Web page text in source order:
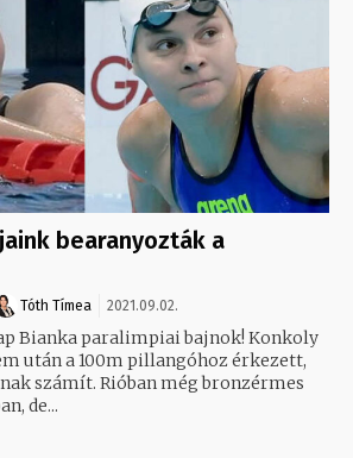
bearanyozták a
Tóth Tímea 2021.09.02.
paralimpiai bajnok! Konkoly
után a 100m pillangóhoz érkezett,
számít. Rióban még bronzérmes
de...